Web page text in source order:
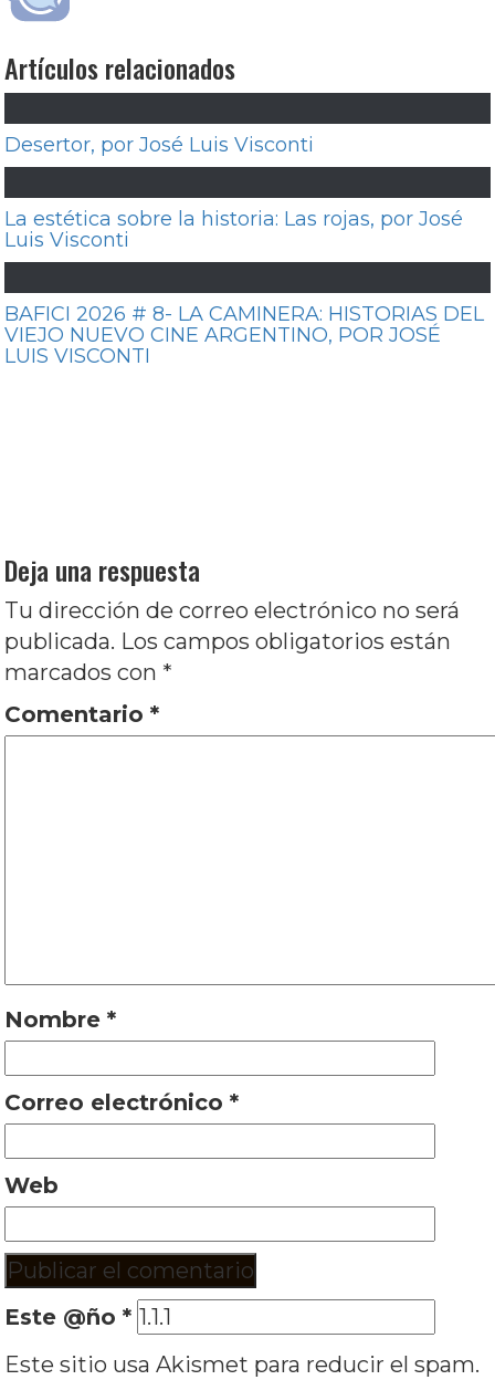
Artículos relacionados
Desertor, por José Luis Visconti
La estética sobre la historia: Las rojas, por José
Luis Visconti
BAFICI 2026 # 8- LA CAMINERA: HISTORIAS DEL
VIEJO NUEVO CINE ARGENTINO, POR JOSÉ
LUIS VISCONTI
Deja una respuesta
Tu dirección de correo electrónico no será
publicada. Los campos obligatorios están
marcados con *
Comentario*
Nombre*
Correo electrónico*
Web
Este @ño*
Este sitio usa Akismet para reducir el spam.